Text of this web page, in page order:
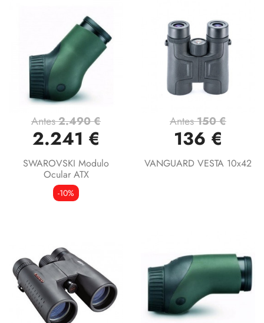
Antes2.490 €
2.241 €
SWAROVSKI Modulo
Ocular ATX
-10%
Antes150 €
136 €
VANGUARD VESTA 10x42